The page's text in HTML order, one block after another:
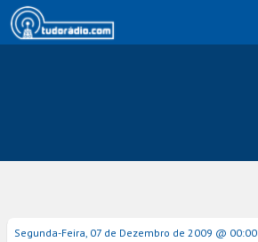
Segunda-Feira, 07 de Dezembro de 2009 @ 00:00